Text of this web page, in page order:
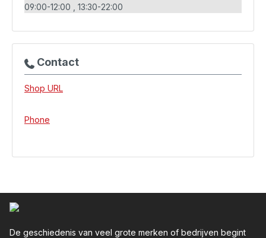
09:00-12:00
13:30-22:00
Contact
Shop URL
Phone
De geschiedenis van veel grote merken of bedrijven begint